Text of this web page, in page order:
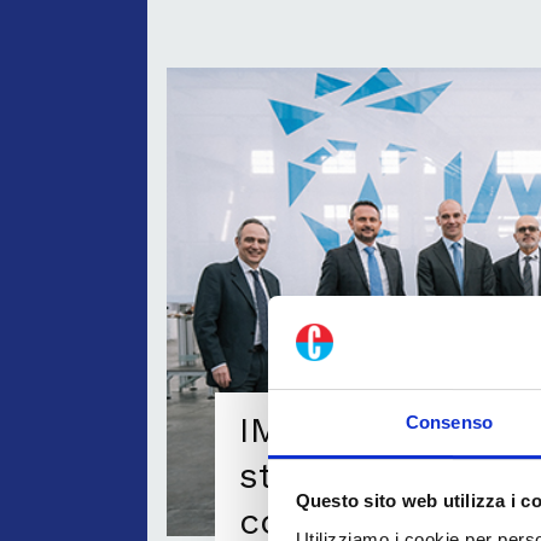
Consenso
Questo sito web utilizza i
IM GROUP:
strategie per un
colori